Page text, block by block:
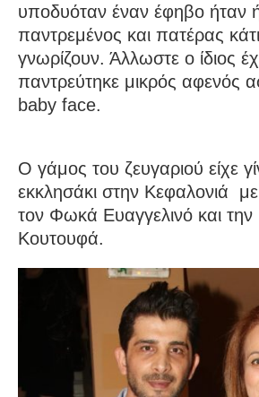
υποδυόταν έναν έφηβο ήταν
παντρεμένος και πατέρας
γνωρίζουν. Άλλωστε ο ίδιος
παντρεύτηκε μικρός αφενός
baby face.
Ο γάμος του ζευγαριού είχε
εκκλησάκι στην Κεφαλονιά
τον Φωκά Ευαγγελινό και την
Κουτουφά.